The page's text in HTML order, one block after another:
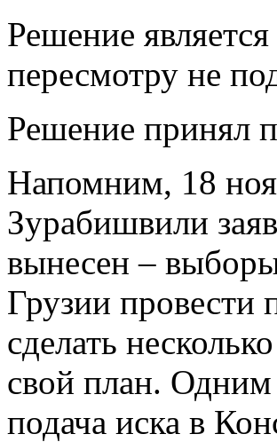
Решение
пересмотру не
Решение принял
Напомним, 18
Зурабишвили
вынесен –
Грузии провести
сделать
свой план. Одним
подача иска в